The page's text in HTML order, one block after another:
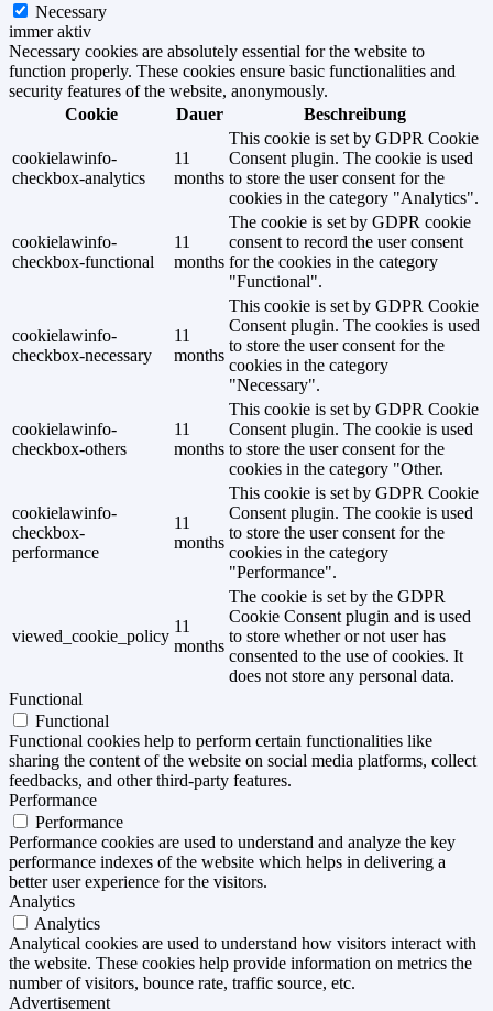
Necessary
immer aktiv
Necessary cookies are absolutely essential for the website to
function properly. These cookies ensure basic functionalities and
security features of the website, anonymously.
Cookie
Dauer Beschreibung
cookielawinfo-
checkbox-analytics
11
months
This cookie is set by GDPR Cookie
Consent plugin. The cookie is used
to store the user consent for the
cookies in the category "Analytics".
cookielawinfo-
checkbox-functional
11
months
The cookie is set by GDPR cookie
consent to record the user consent
for the cookies in the category
"Functional".
cookielawinfo-
checkbox-necessary
11
months
This cookie is set by GDPR Cookie
Consent plugin. The cookies is used
to store the user consent for the
cookies in the category
"Necessary".
cookielawinfo-
checkbox-others
11
months
This cookie is set by GDPR Cookie
Consent plugin. The cookie is used
to store the user consent for the
cookies in the category "Other.
cookielawinfo-
checkbox-
performance
11
months
This cookie is set by GDPR Cookie
Consent plugin. The cookie is used
to store the user consent for the
cookies in the category
"Performance".
viewed_cookie_policy
11
months
The cookie is set by the GDPR
Cookie Consent plugin and is used
to store whether or not user has
consented to the use of cookies. It
does not store any personal data.
Functional
Functional
Functional cookies help to perform certain functionalities like
sharing the content of the website on social media platforms, collect
feedbacks, and other third-party features.
Performance
Performance
Performance cookies are used to understand and analyze the key
performance indexes of the website which helps in delivering a
better user experience for the visitors.
Analytics
Analytics
Analytical cookies are used to understand how visitors interact with
the website. These cookies help provide information on metrics the
number of visitors, bounce rate, traffic source, etc.
Advertisement